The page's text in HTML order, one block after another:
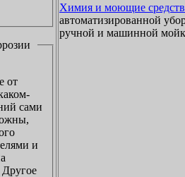
от коррозии
от
сами
и
Другое
Химия и моющие
автоматизированной
ручной и машинной